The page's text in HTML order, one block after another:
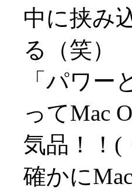
中に挟み
る（笑）
「パワ
ってMac
気品！！(
確かに